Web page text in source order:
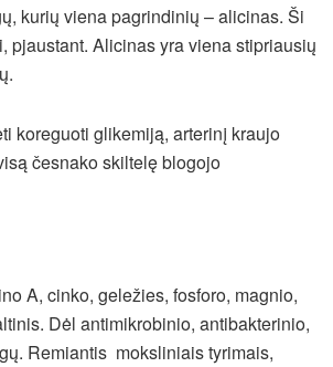
kurių viena pagrindinių – alicinas. Ši
pjaustant. Alicinas yra viena stipriausių
koreguoti glikemiją, arterinį kraujo
česnako skiltelę blogojo
A, cinko, geležies, fosforo, magnio,
Dėl antimikrobinio, antibakterinio,
Remiantis moksliniais tyrimais,